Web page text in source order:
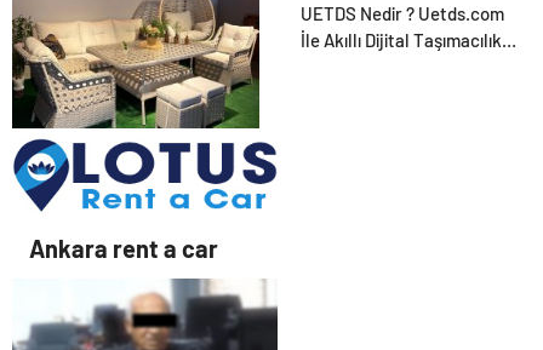
Zihnin Gizemli Sınırları ve
Ötesi : Nasılnedir.com
UETDS Nedir ? Uetds.com
İle Akıllı Dijital Taşımacılık
Bahçe Mobilyaları
Seçerken Nelere Dikkat
Etmeli
Ankara rent a car